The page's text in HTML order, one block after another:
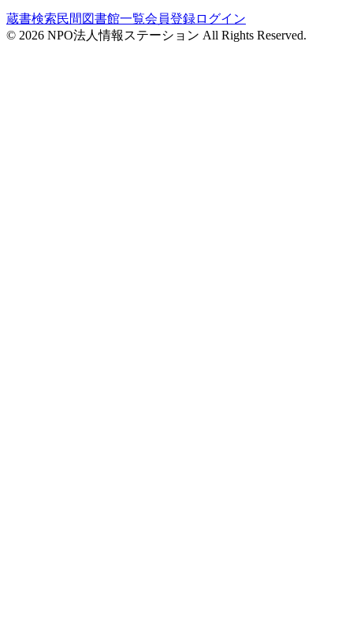
蔵書検索民間図書館一覧会員登録ログイン
© 2026 NPO法人情報ステーション All Rights Reserved.